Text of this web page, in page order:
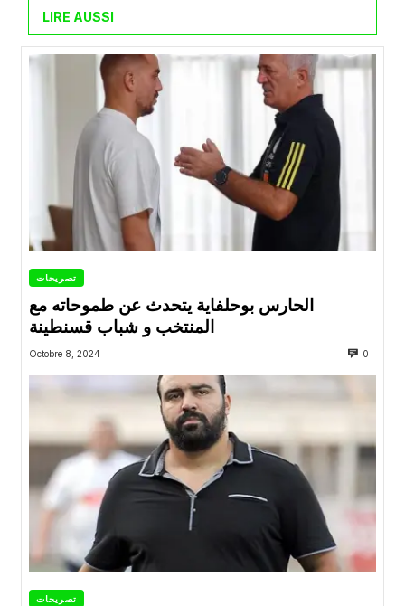
LIRE AUSSI
تصريحات
الحارس بوحلفاية يتحدث عن طموحاته مع
المنتخب و شباب قسنطينة
Octobre 8, 2024 0
تصريحات